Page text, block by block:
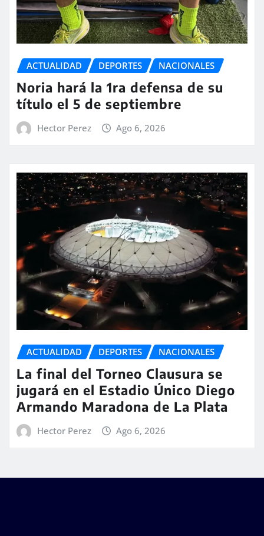
ACTUALIDAD DEPORTES NACIONALES
Noria hará la 1ra defensa de su
título el 5 de septiembre
Hector Perez Ago 6, 2026
ACTUALIDAD DEPORTES NACIONALES
La final del Torneo Clausura se
jugará en el Estadio Único Diego
Armando Maradona de La Plata
Hector Perez Ago 6, 2026